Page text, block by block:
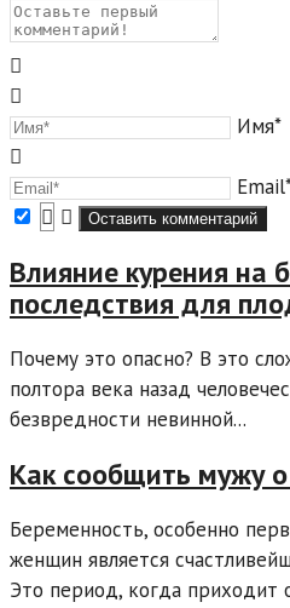
Имя*
Влияние курения на
последствия для
Почему это опасно? В это
полтора века назад
безвредности невинной...
Как сообщить мужу
Беременность, особенно
женщин является
Это период, когда приходит